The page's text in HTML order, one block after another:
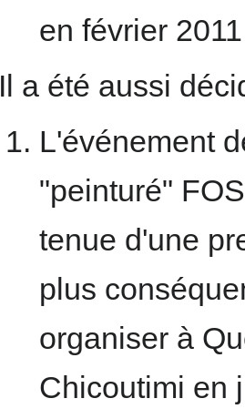
en février
Il a été aussi
L'événement
"peinturé"
tenue d'une
plus
organiser à
Chicoutimi en